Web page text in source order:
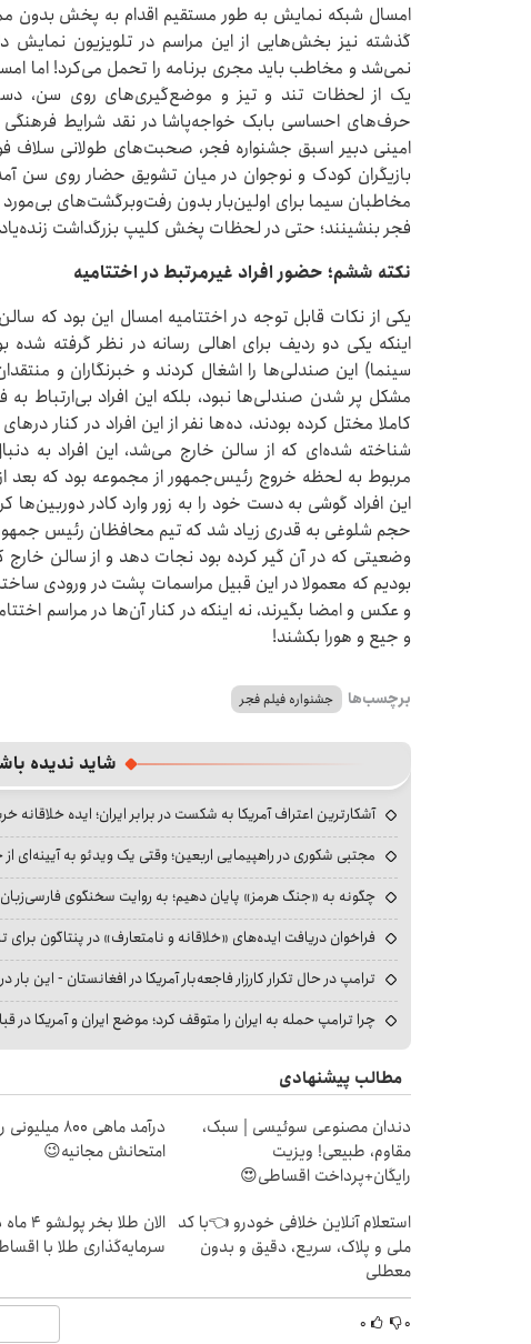
امسال شبکه نمایش به طور مستقیم اقدام به پخش بدون
گذشته نیز بخش‌هایی از این مراسم در تلویزیون نمایش
نمی‌شد و مخاطب باید مجری برنامه را تحمل می‌کرد! اما
یک از لحظات تند و تیز و موضع‌گیری‌های روی سن،
حرف‌های احساسی بابک خواجه‌پاشا در نقد شرایط فرهنگی
امینی دبیر اسبق جشنواره فجر، صحبت‌های طولانی
بازیگران کودک و نوجوان در میان تشویق حضار روی سن
مخاطبان سیما برای اولین‌بار بدون رفت‌وبرگشت‌های
فجر بنشینند؛ حتی در لحظات پخش کلیپ بزرگداشت
نکته ششم؛ حضور افراد غیرمرتبط در اختتامیه
یکی از نکات قابل توجه در اختتامیه امسال این بود که
اینکه یکی دو ردیف برای اهالی رسانه در نظر گرفته
سینما) این صندلی‌ها را اشغال کردند و خبرنگاران و منتقدان
مشکل پر شدن صندلی‌ها نبود، بلکه این افراد بی‌ارتباط به
کاملا مختل کرده بودند، ده‌ها نفر از این افراد در کنار
شناخته شده‌ای که از سالن خارج می‌شد، این افراد به
مربوط به لحظه خروج رئیس‌جمهور از مجموعه بود که بعد
این افراد گوشی به دست خود را به زور وارد کادر
حجم شلوغی به قدری زیاد شد که تیم محافظان رئیس جمهور
وضعیتی که در آن گیر کرده بود نجات دهد و از سالن خارج
بودیم که معمولا در این قبیل مراسمات پشت در ورودی
و عکس و امضا بگیرند، نه اینکه در کنار آن‌ها در مراسم
و جیع و هورا بکشند!
برچسب‌ها جشنواره فیلم فجر
شاید ندیده
آشکارترین اعتراف آمریکا به شکست در برابر ایران؛ ایده خلاقانه
مجتبی شکوری در راهپیمایی اربعین؛ وقتی یک ویدئو به آیینه‌ای
چگونه به «جنگ هرمز» پایان دهیم؛ به روایت سخنگوی فارسی‌زبان
فراخوان دریافت ایده‌های «خلاقانه و نامتعارف» در پنتاگون برای
ترامپ در حال تکرار کارزار فاجعه‌بار آمریکا در افغانستان - این بار
چرا ترامپ حمله به ایران را متوقف کرد؛ موضع ایران و آمریکا
مطالب پیشنهادی
دندان مصنوعی سوئیسی | سبک،
مقاوم، طبیعی! ویزیت
رایگان+پرداخت اقساطی😍
درآمد ماهی
امتحانش مجانیه😉
استعلام آنلاین خلافی خودرو 👈با کد
ملی و پلاک، سریع، دقیق و بدون
معطلی
الان طلا
سرمایه‌گذاری طلا با
۰ ۰